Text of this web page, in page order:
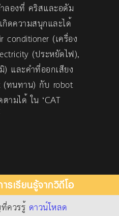
ลองที่ คริสและอดัม
ดความสนุกและได้
conditioner (เครื่อง
(ประหยัดไฟ),
และคำที่ออกเสียง
(ทนทาน) กับ robot
ามได้ ใน ‘CAT
รเรียนรู้จากวิดีโอ
ควรรู้ ดาวน์โหลด